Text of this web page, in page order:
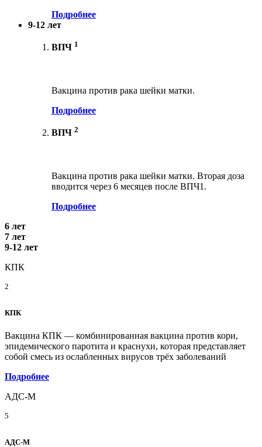
Подробнее
9-12 лет
ВПЧ 1
Вакцина против рака шейки матки.
Подробнее
ВПЧ 2
Вакцина против рака шейки матки. Вторая доза
вводится через 6 месяцев после ВПЧ1.
Подробнее
6 лет
7 лет
9-12 лет
КПК
2
КПК
Вакцина КПК — комбинированная вакцина против кори,
эпидемического паротита и краснухи, которая представляет
собой смесь из ослабленных вирусов трёх заболеваний
Подробнее
АДС-М
5
АДС-М